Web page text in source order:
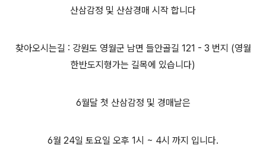
산삼감정 및 산삼경매 시작 합니다
찾아오시는길 : 강원도 영월군 남면 들안골길 121 - 3 번지 (영월
한반도지형가는 길목에 있습니다)
6월달 첫 산삼감정 및 경매날은
6월 24일 토요일 오후 1시 ~ 4시 까지 입니다.